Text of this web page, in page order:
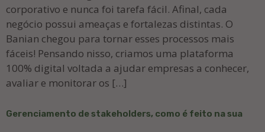
corporativo e nunca foi tarefa fácil. Afinal, cada
negócio possui ameaças e fortalezas distintas. O
Banian chegou para tornar esses processos mais
fáceis! Pensando nisso, criamos uma plataforma
100% digital voltada a ajudar empresas a conhecer,
avaliar e monitorar os […]
Gerenciamento de stakeholders, como é feito na sua